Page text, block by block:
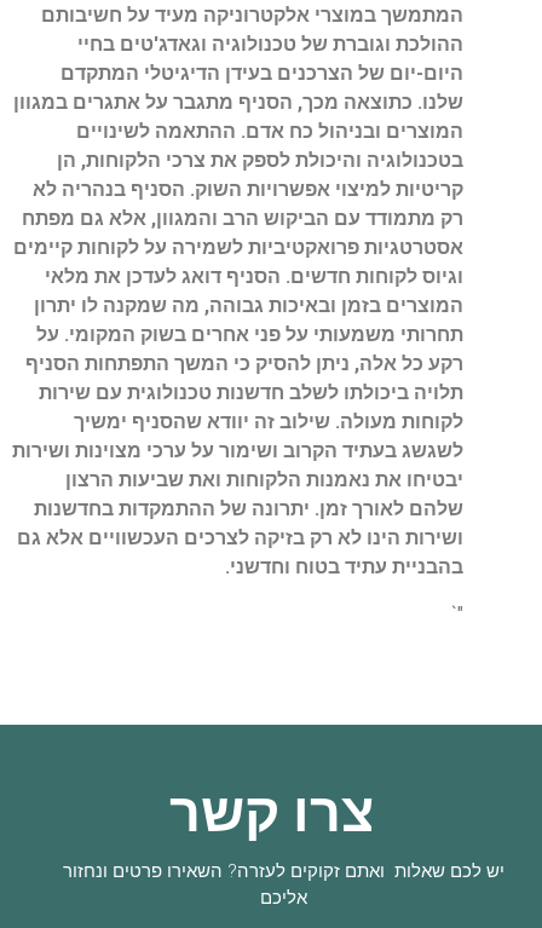
המתמשך במוצרי אלקטרוניקה מעיד על חשיבותם
ההולכת וגוברת של טכנולוגיה וגאדג'טים בחיי
היום-יום של הצרכנים בעידן הדיגיטלי המתקדם
שלנו. כתוצאה מכך, הסניף מתגבר על אתגרים במגוון
המוצרים ובניהול כח אדם. ההתאמה לשינויים
בטכנולוגיה והיכולת לספק את צרכי הלקוחות, הן
קריטיות למיצוי אפשרויות השוק. הסניף בנהריה לא
רק מתמודד עם הביקוש הרב והמגוון, אלא גם מפתח
אסטרטגיות פרואקטיביות לשמירה על לקוחות קיימים
וגיוס לקוחות חדשים. הסניף דואג לעדכן את מלאי
המוצרים בזמן ובאיכות גבוהה, מה שמקנה לו יתרון
תחרותי משמעותי על פני אחרים בשוק המקומי. על
רקע כל אלה, ניתן להסיק כי המשך התפתחות הסניף
תלויה ביכולתו לשלב חדשנות טכנולוגית עם שירות
לקוחות מעולה. שילוב זה יוודא שהסניף ימשיך
לשגשג בעתיד הקרוב ושימור על ערכי מצוינות ושירות
יבטיחו את נאמנות הלקוחות ואת שביעות הרצון
שלהם לאורך זמן. יתרונה של ההתמקדות בחדשנות
ושירות הינו לא רק בזיקה לצרכים העכשוויים אלא גם
בהבניית עתיד בטוח וחדשני.
"`
צרו קשר
יש לכם שאלות ואתם זקוקים לעזרה? השאירו פרטים ונחזור
אליכם